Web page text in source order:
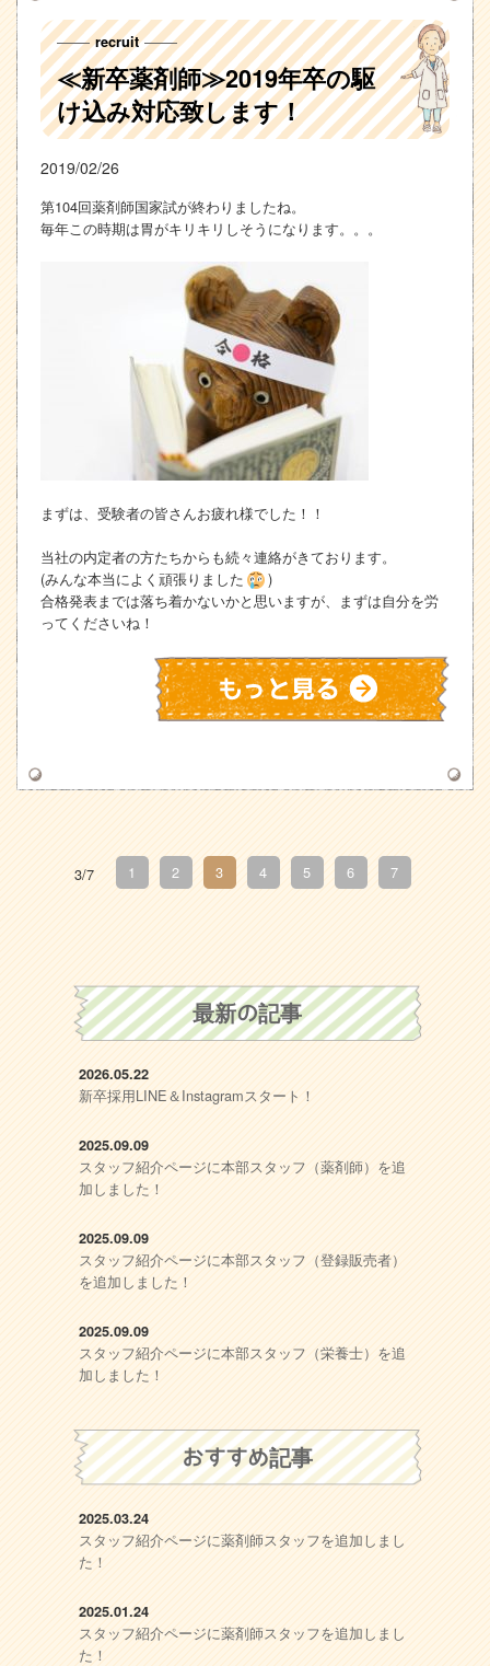
recruit
≪新卒薬剤師≫2019年卒の駆
け込み対応致します！
2019/02/26
第104回薬剤師国家試が終わりましたね。
毎年この時期は胃がキリキリしそうになります。。。
まずは、受験者の皆さんお疲れ様でした！！
当社の内定者の方たちからも続々連絡がきております。
(みんな本当によく頑張りました
)
合格発表までは落ち着かないかと思いますが、まずは自分を労
ってくださいね！
3/7 1 2 3 4 5 6 7
最新の記事
2026.05.22
新卒採用LINE＆Instagramスタート！
2025.09.09
スタッフ紹介ページに本部スタッフ（薬剤師）を追
加しました！
2025.09.09
スタッフ紹介ページに本部スタッフ（登録販売者）
を追加しました！
2025.09.09
スタッフ紹介ページに本部スタッフ（栄養士）を追
加しました！
おすすめ記事
2025.03.24
スタッフ紹介ページに薬剤師スタッフを追加しまし
た！
2025.01.24
スタッフ紹介ページに薬剤師スタッフを追加しまし
た！